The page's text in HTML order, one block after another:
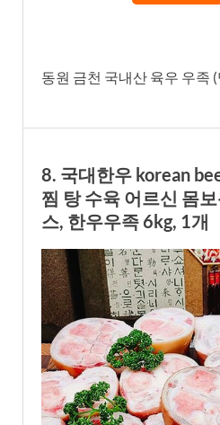
동원 금천 국내산 육우 우족
8. 국대한우 korean
찜 탕 수육 어르신 몸
스, 한우우족 6kg, 1개